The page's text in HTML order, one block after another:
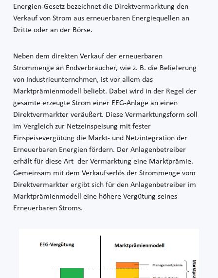
Energien-Gesetz bezeichnet die Direktvermarktung den
Verkauf von Strom aus erneuerbaren Energiequellen an
Dritte oder an der Börse.
Neben dem direkten Verkauf der erneuerbaren
Strommenge an Endverbraucher, wie z. B. die Belieferung
von Industrieunternehmen, ist vor allem das
Marktprämienmodell beliebt. Dabei wird in der Regel der
gesamte erzeugte Strom einer EEG-Anlage an einen
Direktvermarkter veräußert. Diese Vermarktungsform soll
im Vergleich zur Netzeinspeisung mit fester
Einspeisevergütung die Markt- und Netzintegration der
Erneuerbaren Energien fördern. Der Anlagenbetreiber
erhält für diese Art der Vermarktung eine Marktprämie.
Gemeinsam mit dem Verkaufserlös der Strommenge vom
Direktvermarkter ergibt sich für den Anlagenbetreiber im
Marktprämienmodell eine höhere Vergütung seines
Erneuerbaren Stroms.